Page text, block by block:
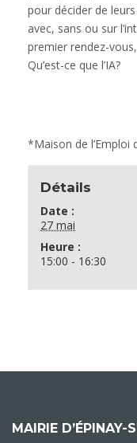
pour décider de
avec, sans ou sur
premier rendez-
Qu’est-ce que l’IA?
*Maison de l’Emploi
Détails
Date :
27 mai
Heure :
15:00 - 16:30
MAIRIE D’ÉPINAY-